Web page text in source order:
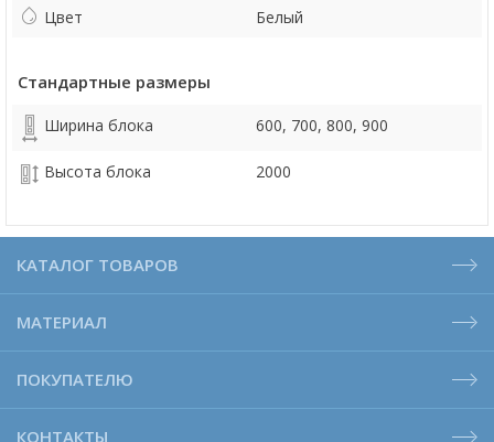
Цвет
Белый
Стандартные размеры
Ширина блока 600, 700, 800, 900
Высота блока 2000
КАТАЛОГ ТОВАРОВ
МАТЕРИАЛ
ПОКУПАТЕЛЮ
КОНТАКТЫ